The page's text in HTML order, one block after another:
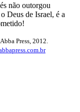
não outorgou
Deus de Israel, é a
Press, 2012.